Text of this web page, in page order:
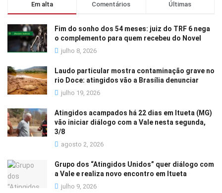
Em alta Comentários Últimas
Fim do sonho dos 54 meses: juiz do TRF 6 nega
o complemento para quem recebeu do Novel
julho 8, 2026
Laudo particular mostra contaminação grave no
rio Doce: atingidos vão a Brasília denunciar
julho 19, 2026
Atingidos acampados há 22 dias em Itueta (MG)
vão iniciar diálogo com a Vale nesta segunda,
3/8
agosto 2, 2026
Grupo dos “Atingidos Unidos” quer diálogo com
a Vale e realiza novo encontro em Itueta
julho 9, 2026